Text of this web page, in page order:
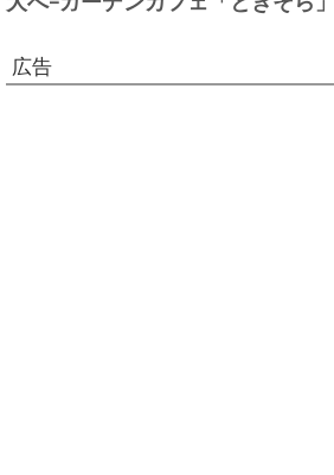
広告